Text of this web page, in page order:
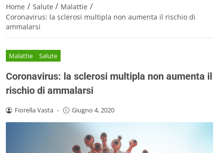
Home / Salute / Malattie /
Coronavirus: la sclerosi multipla non aumenta il rischio di
ammalarsi
Malattie Salute
Coronavirus: la sclerosi multipla non aumenta il
rischio di ammalarsi
Fiorella Vasta - Giugno 4, 2020